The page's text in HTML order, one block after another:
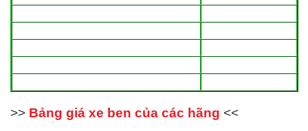
>> Bảng giá xe ben của các hãng <<